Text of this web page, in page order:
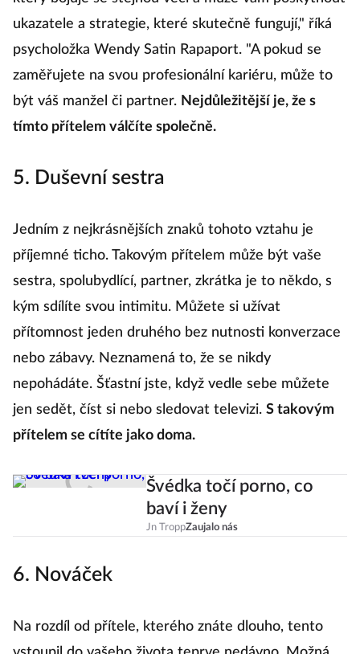
ukazatele a strategie, které skutečně fungují," říká
psycholožka Wendy Satin Rapaport. "A pokud se
zaměřujete na svou profesionální kariéru, může to
být váš manžel či partner. Nejdůležitější je, že s
tímto přítelem válčíte společně.
5. Duševní sestra
Jedním z nejkrásnějších znaků tohoto vztahu je
příjemné ticho. Takovým přítelem může být vaše
sestra, spolubydlící, partner, zkrátka je to někdo, s
kým sdílíte svou intimitu. Můžete si užívat
přítomnost jeden druhého bez nutnosti konverzace
nebo zábavy. Neznamená to, že se nikdy
nepohádáte. Šťastní jste, když vedle sebe můžete
jen sedět, číst si nebo sledovat televizi. S takovým
přítelem se cítíte jako doma.
Švédka točí porno, co
baví i ženy
Jn TroppZaujalo nás
6. Nováček
Na rozdíl od přítele, kterého znáte dlouho, tento